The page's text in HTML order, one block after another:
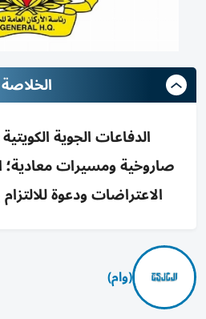
الخلاصة
الدفاعات الجوية
صاروخية ومسيرات معادية؛
الاعتراضات ودعوة
(وام)